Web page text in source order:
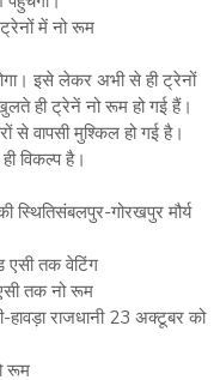
में नो रूम
इसे लेकर अभी से ही ट्रेनों
ही ट्रेनें नो रूम हो गई हैं।
वापसी मुश्किल हो गई है।
विकल्प है।
स्थितिसंबलपुर-गोरखपुर मौर्य
एसी तक वेटिंग
तक नो रूम
हावड़ा राजधानी 23 अक्टूबर को
रूम